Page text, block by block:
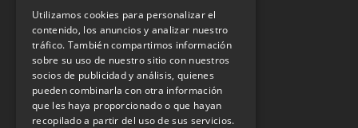
INFORMACIÓN LEGAL
Aviso Legal
Política de Privacidad
Política de Cookies
Utilizamos cookies para personalizar el
contenido, los anuncios y analizar nuestro
tráfico. También compartimos información
sobre su uso de nuestro sitio con nuestros
socios de publicidad y análisis, quienes
pueden combinarla con otra información
que les haya proporcionado o que hayan
recopilado a partir del uso de sus servicios.